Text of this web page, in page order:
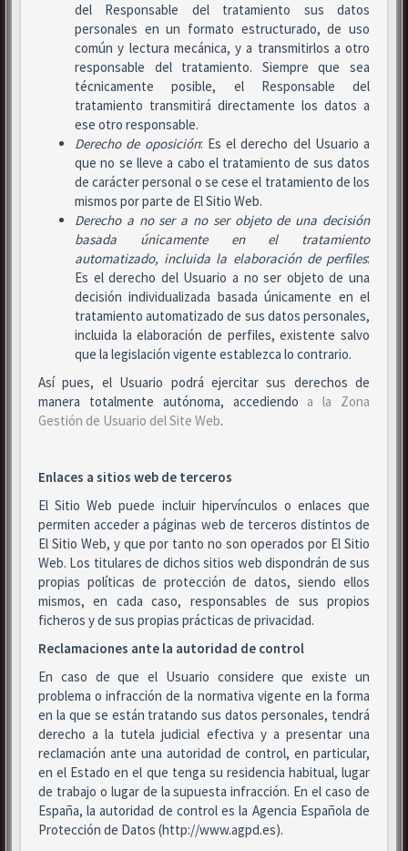
del Responsable del tratamiento sus datos
personales en un formato estructurado, de uso
común y lectura mecánica, y a transmitirlos a otro
responsable del tratamiento. Siempre que sea
técnicamente posible, el Responsable del
tratamiento transmitirá directamente los datos a
ese otro responsable.
Derecho de oposición: Es el derecho del Usuario a
que no se lleve a cabo el tratamiento de sus datos
de carácter personal o se cese el tratamiento de los
mismos por parte de El Sitio Web.
Derecho a no ser a no ser objeto de una decisión
basada únicamente en el tratamiento
automatizado, incluida la elaboración de perfiles:
Es el derecho del Usuario a no ser objeto de una
decisión individualizada basada únicamente en el
tratamiento automatizado de sus datos personales,
incluida la elaboración de perfiles, existente salvo
que la legislación vigente establezca lo contrario.
Así pues, el Usuario podrá ejercitar sus derechos de
manera totalmente autónoma, accediendo a la Zona
Gestión de Usuario del Site Web.
Enlaces a sitios web de terceros
El Sitio Web puede incluir hipervínculos o enlaces que
permiten acceder a páginas web de terceros distintos de
El Sitio Web, y que por tanto no son operados por El Sitio
Web. Los titulares de dichos sitios web dispondrán de sus
propias políticas de protección de datos, siendo ellos
mismos, en cada caso, responsables de sus propios
ficheros y de sus propias prácticas de privacidad.
Reclamaciones ante la autoridad de control
En caso de que el Usuario considere que existe un
problema o infracción de la normativa vigente en la forma
en la que se están tratando sus datos personales, tendrá
derecho a la tutela judicial efectiva y a presentar una
reclamación ante una autoridad de control, en particular,
en el Estado en el que tenga su residencia habitual, lugar
de trabajo o lugar de la supuesta infracción. En el caso de
España, la autoridad de control es la Agencia Española de
Protección de Datos (http://www.agpd.es).